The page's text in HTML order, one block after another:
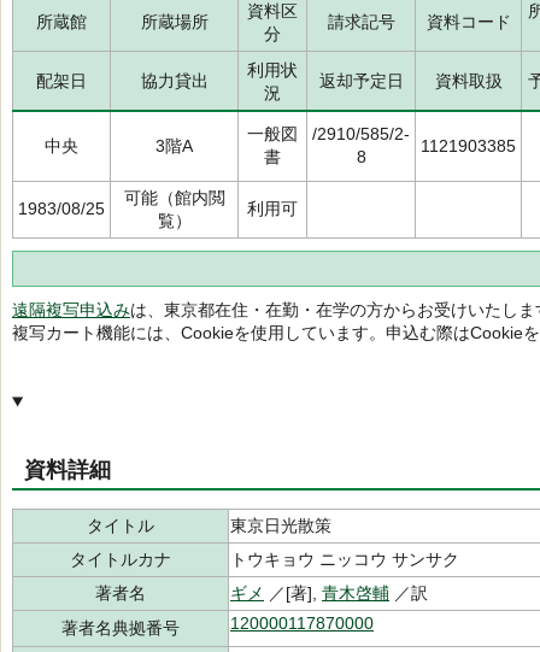
所蔵館 所蔵場所
資料区
分
請求記号 資料コード
配架日 協力貸出
利用状
況
返却予定日 資料取扱
中央 3階A
一般図
書
/2910/585/2-
8
1121903385
1983/08/25
可能（館内閲
覧）
利用可
遠隔複写申込みは、東京都在住・在勤・在学の方からお受けいたしま
複写カート機能には、Cookieを使用しています。申込む際はCookie
資料詳細
タイトル
東京日光散策
タイトルカナ
トウキョウ ニッコウ サンサク
著者名
ギメ ／[著], 青木啓輔 ／訳
著者名典拠番号
120000117870000